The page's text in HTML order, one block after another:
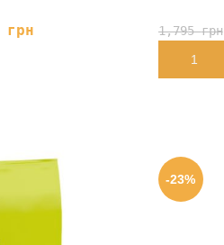
грн 1,795грн
В
-23%